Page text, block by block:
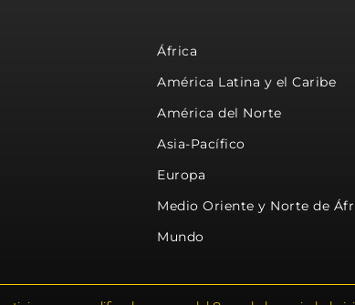
África
América Latina y el Caribe
América del Norte
Asia-Pacífico
Europa
Medio Oriente y Norte de
Mundo